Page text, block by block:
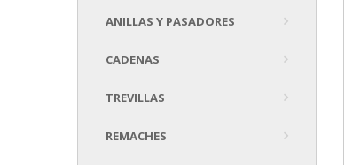
ANILLAS Y PASADORES
CADENAS
TREVILLAS
REMACHES